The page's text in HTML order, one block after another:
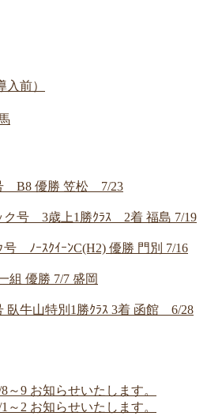
入前）
B8 優勝 笠松 7/23
ク号 3歳上1勝ｸﾗｽ 2着 福島 7/19
ﾉｰｽｸｲｰﾝC(H2) 優勝 門別 7/16
組 優勝 7/7 盛岡
臥牛山特別1勝ｸﾗｽ 3着 函館 6/28
～9 お知らせいたします。
～2 お知らせいたします。